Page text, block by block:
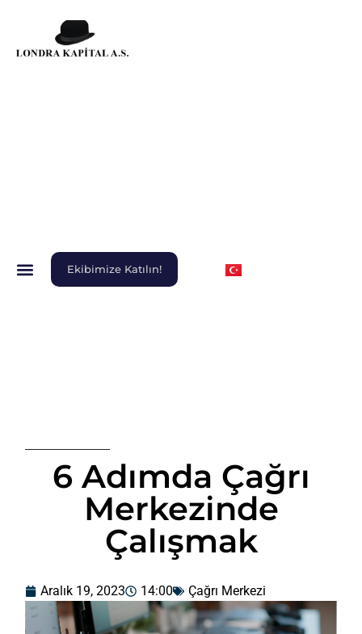
Ekibimize Katılın!
6 Adımda Çağrı
Merkezinde
Çalışmak
Aralık 19, 2023 14:00 Çağrı Merkezi